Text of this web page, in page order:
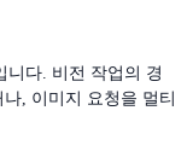
니다. 비전 작업의 경
, 이미지 요청을 멀티